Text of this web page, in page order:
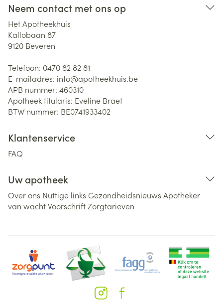
Neem contact met ons op
Het Apotheekhuis
Kallobaan 87
9120 Beveren
Telefoon: 0470 82 82 81
E-mailadres: info@apotheekhuis.be
APB nummer: 460310
Apotheek titularis: Eveline Braet
BTW nummer: BE0741933402
Klantenservice
FAQ
Uw apotheek
Over ons Nuttige links Gezondheidsnieuws Apotheker
van wachtVoorschriftZorgtarieven